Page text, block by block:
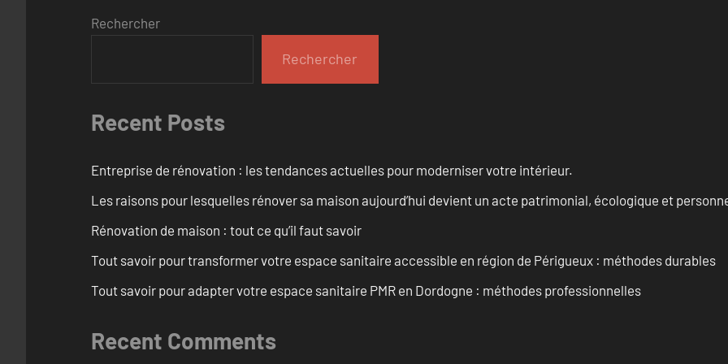
Rechercher
Rechercher
Recent Posts
Entreprise de rénovation : les tendances actuelles pour moderniser votre intérieur.
Les raisons pour lesquelles rénover sa maison aujourd’hui devient un acte patrimonial, écologique et
Rénovation de maison : tout ce qu’il faut savoir
Tout savoir pour transformer votre espace sanitaire accessible en région de Périgueux : méthodes durables
Tout savoir pour adapter votre espace sanitaire PMR en Dordogne : méthodes professionnelles
Recent Comments